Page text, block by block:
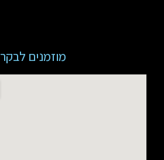
מוזמנים לבקר